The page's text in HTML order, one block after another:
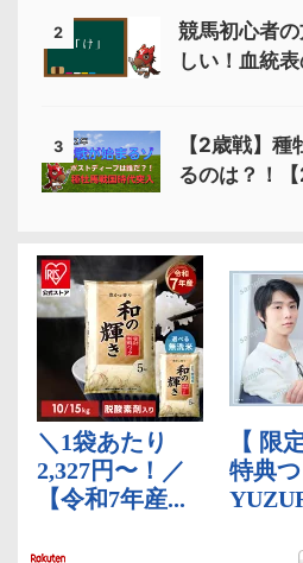
2
競馬初心者
しい！血統表
3
【2歳戦】
るのは？！